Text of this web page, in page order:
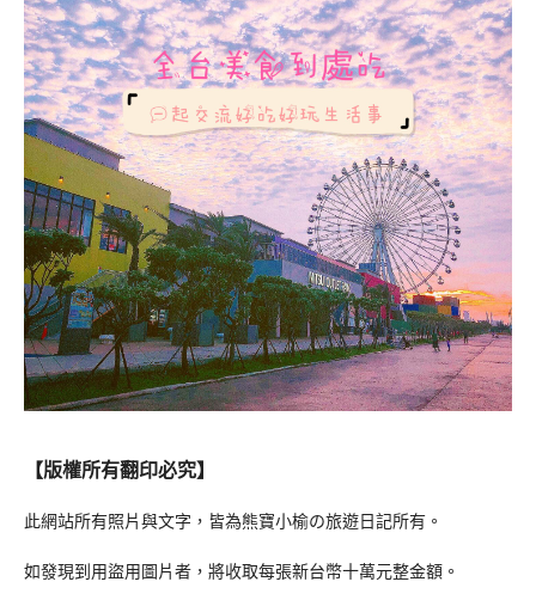
【版權所有翻印必究】
此網站所有照片與文字，皆為熊寶小榆の旅遊日記所有。
如發現到用盜用圖片者，將收取每張新台幣十萬元整金額。